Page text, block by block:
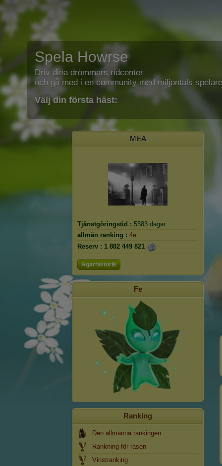
Spela Howrse
Driv dina drömmars ridcenter
och gå med i en community med miljontals
Välj din första häst:
MEA
Tjänstgöringstid : 5583 dagar
allmän ranking : 4e
Reserv : 1 882 449 821
Ägarhistorik
Fe
Ranking
Den allmänna rankingen
Rankning för rasen
Vinstranking